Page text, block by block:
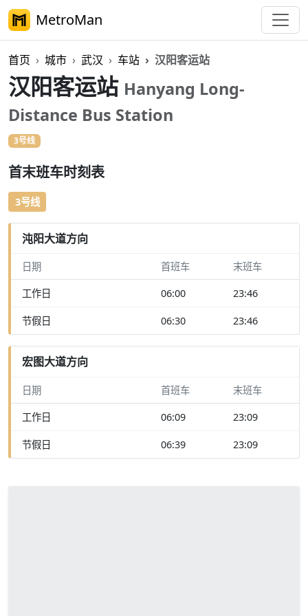
MetroMan
首页 城市 武汉 车站 汉阳客运站
汉阳客运站 Hanyang Long-
Distance Bus Station
3号线
首末班车时刻表
3号线
沌阳大道方向
日期 首班车 末班车
工作日 06:00 23:46
节假日 06:30 23:46
宏图大道方向
日期 首班车 末班车
工作日 06:09 23:09
节假日 06:39 23:09